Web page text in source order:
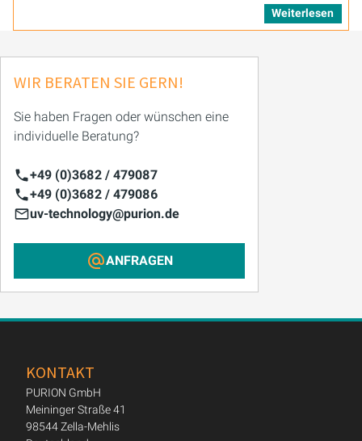
Weiterlesen
WIR BERATEN SIE GERN!
Sie haben Fragen oder wünschen eine
individuelle Beratung?
+49 (0)3682 / 479087
+49 (0)3682 / 479086
uv-technology@purion.de
ANFRAGEN
KONTAKT
PURION GmbH
Meininger Straße 41
98544 Zella-Mehlis